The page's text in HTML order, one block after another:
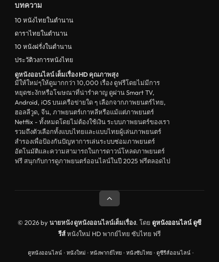
ระทึกขวัญ
ตลก
ดูหนังจีน China
unknown
ดูหนังอีโรติก R18+ erotic
บู๊
หนังฝรั่ง
ดูหนังสารคดี Documentary
สยองขวัญ
ดูหนังอินเดีย India
ดูหนังจีนฮ่องกง Hong Kong
ดูหนังฝรั่งเศส France
ดูหนังฝรั่งแคนนาดา Canada
หนังรักโรแมนติก
บทความ
10 หนังไทยในตำนาน
ดาราไทยในตำนาน
10 หนังฝรั่งในตำนาน
ประวัติวงการหนังไทย
ดูหนังออนไลน์ เต็มเรื่อง HD คุณภาพสุง
มีให้ใหม่ๆให้ดูมากกว่า 10,000 เรื่อง ดูฟรีโดยไม่มีการ
หยุดชะงักหรือโฆษณาที่น่ารำคาญ ดูผ่าน Smart TV,
Android, iOS บนเครือข่ายใด ๆ เลือกจากภาพยนตร์ไทย,
ฮอลลีวูด, จีน, ภาพยนตร์เกาหลีหรือแม้แต่ภาพยนตร์
Netflix - ทั้งหมดโดยไม่ต้องใช้เงิน ระบบภาพยนตร์ของเรา
รวมถึงตัวเลือกทั้งแบบไทยและแบบไทยผู้เล่นภาพยนตร์
สำรองเพื่อป้องกันปัญหาการเล่นระบบซ่อมภาพยนตร์
อัตโนมัติและความสามารถในการดาวน์โหลดภาพยนตร์
ฟรี สนุกกับการดูภาพยนตร์ออนไลน์ในปี 2025 ฟรีตลอดไป
© 2026 byนายหนัง ดูหนังออนไลน์เต็มเรื่อง. โดย ดูหนังออนไลน์ ดูซี
รีส์หนังใหม่ HD พากย์ไทย ซับไทย ฟรี
ดูหนังออนไลน์ · หนังใหม่ · หนังพากย์ไทย · หนังซับไทย · ดูซีรีส์ออนไลน์ ·